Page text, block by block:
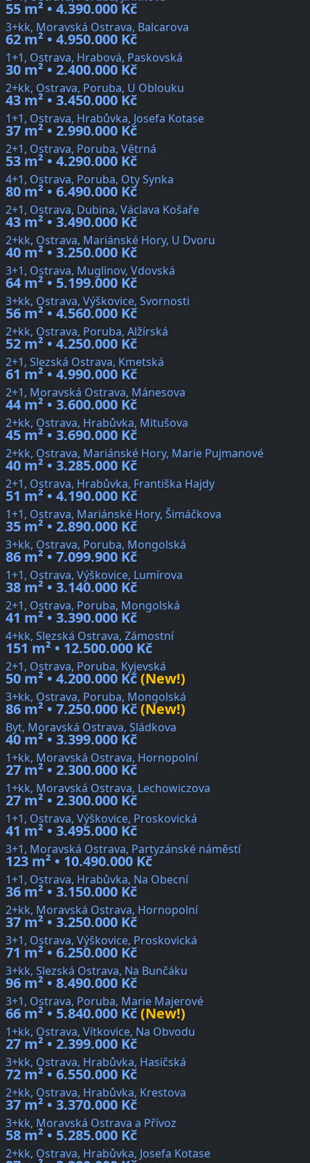
55 m² • 4.390.000 Kč
3+kk, Moravská Ostrava, Balcarova
62 m² • 4.950.000 Kč
1+1, Ostrava, Hrabová, Paskovská
30 m² • 2.400.000 Kč
2+kk, Ostrava, Poruba, U Oblouku
43 m² • 3.450.000 Kč
1+1, Ostrava, Hrabůvka, Josefa Kotase
37 m² • 2.990.000 Kč
2+1, Ostrava, Poruba, Větrná
53 m² • 4.290.000 Kč
4+1, Ostrava, Poruba, Oty Synka
80 m² • 6.490.000 Kč
2+1, Ostrava, Dubina, Václava Košaře
43 m² • 3.490.000 Kč
2+kk, Ostrava, Mariánské Hory, U Dvoru
40 m² • 3.250.000 Kč
3+1, Ostrava, Muglinov, Vdovská
64 m² • 5.199.000 Kč
3+kk, Ostrava, Výškovice, Svornosti
56 m² • 4.560.000 Kč
2+kk, Ostrava, Poruba, Alžírská
52 m² • 4.250.000 Kč
2+1, Slezská Ostrava, Kmetská
61 m² • 4.990.000 Kč
2+1, Moravská Ostrava, Mánesova
44 m² • 3.600.000 Kč
2+kk, Ostrava, Hrabůvka, Mitušova
45 m² • 3.690.000 Kč
2+kk, Ostrava, Mariánské Hory, Marie Pujmanové
40 m² • 3.285.000 Kč
2+1, Ostrava, Hrabůvka, Františka Hajdy
51 m² • 4.190.000 Kč
1+1, Ostrava, Mariánské Hory, Šimáčkova
35 m² • 2.890.000 Kč
3+kk, Ostrava, Poruba, Mongolská
86 m² • 7.099.900 Kč
1+1, Ostrava, Výškovice, Lumírova
38 m² • 3.140.000 Kč
2+1, Ostrava, Poruba, Mongolská
41 m² • 3.390.000 Kč
4+kk, Slezská Ostrava, Zámostní
151 m² • 12.500.000 Kč
2+1, Ostrava, Poruba, Kyjevská
50 m² • 4.200.000 Kč(New!)
3+kk, Ostrava, Poruba, Mongolská
86 m² • 7.250.000 Kč(New!)
Byt, Moravská Ostrava, Sládkova
40 m² • 3.399.000 Kč
1+kk, Moravská Ostrava, Hornopolní
27 m² • 2.300.000 Kč
1+kk, Moravská Ostrava, Lechowiczova
27 m² • 2.300.000 Kč
1+1, Ostrava, Výškovice, Proskovická
41 m² • 3.495.000 Kč
3+1, Moravská Ostrava, Partyzánské náměstí
123 m² • 10.490.000 Kč
1+1, Ostrava, Hrabůvka, Na Obecní
36 m² • 3.150.000 Kč
2+kk, Moravská Ostrava, Hornopolní
37 m² • 3.250.000 Kč
3+1, Ostrava, Výškovice, Proskovická
71 m² • 6.250.000 Kč
3+kk, Slezská Ostrava, Na Bunčáku
96 m² • 8.490.000 Kč
3+1, Ostrava, Poruba, Marie Majerové
66 m² • 5.840.000 Kč(New!)
1+kk, Ostrava, Vítkovice, Na Obvodu
27 m² • 2.399.000 Kč
3+kk, Ostrava, Hrabůvka, Hasičská
72 m² • 6.550.000 Kč
2+kk, Ostrava, Hrabůvka, Krestova
37 m² • 3.370.000 Kč
3+kk, Moravská Ostrava a Přívoz
58 m² • 5.285.000 Kč
2+kk, Ostrava, Hrabůvka, Josefa Kotase